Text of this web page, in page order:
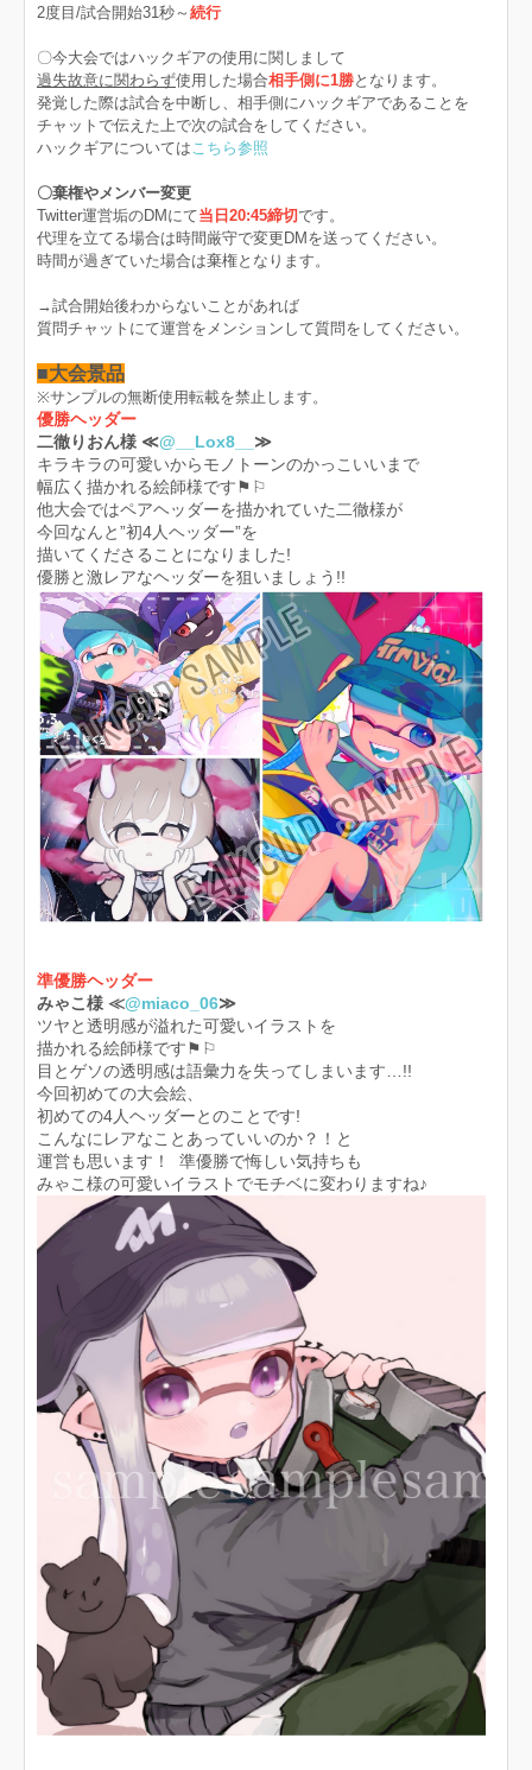
2度目/試合開始31秒～ 続行
〇今大会ではハックギアの使用に関しまして
過失故意に関わらず使用した場合相手側に1勝となります。
発覚した際は試合を中断し、相手側にハックギアであることを
チャットで伝えた上で次の試合をしてください。
ハックギアについては こちら参照
〇棄権やメンバー変更
Twitter運営垢のDMにて当日20:45締切です。
代理を立てる場合は時間厳守で変更DMを送ってください。
時間が過ぎていた場合は棄権となります。
→試合開始後わからないことがあれば
質問チャットにて運営をメンションして質問をしてください。
■大会景品
※サンプルの無断使用転載を禁止します。
優勝ヘッダー
二徹りおん様 ≪@__Lox8__ ≫
キラキラの可愛いからモノトーンのかっこいいまで
幅広く描かれる絵師様です⚑︎⚐︎
他大会ではペアヘッダーを描かれていた二徹様が
今回なんと”初4人ヘッダー”を
描いてくださることになりました!
優勝と激レアなヘッダーを狙いましょう!!
準優勝ヘッダー
みゃこ様 ≪@miaco_06≫
ツヤと透明感が溢れた可愛いイラストを
描かれる絵師様です⚑︎⚐︎
目とゲソの透明感は語彙力を失ってしまいます…!!
今回初めての大会絵、
初めての4人ヘッダーとのことです!
こんなにレアなことあっていいのか？！と
運営も思います！ 準優勝で悔しい気持ちも
みゃこ様の可愛いイラストでモチベに変わりますね♪